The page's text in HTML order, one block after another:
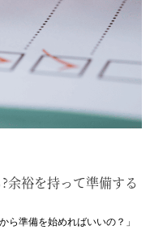
余裕を持って準備する
ら準備を始めればいいの？」